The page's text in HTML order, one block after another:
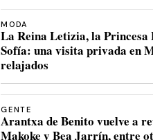
MODA
La Reina Letizia, la
Sofía: una visita privada en
relajados
GENTE
Arantxa de Benito vuelve a
Makoke y Bea Jarrín, entre